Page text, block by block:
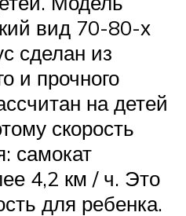
вид 70-80-х
сделан из
и прочного
на детей
скорость
самокат
4,2 км / ч. Это
для ребенка.